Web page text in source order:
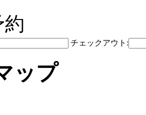
チェックアウト:
ップ